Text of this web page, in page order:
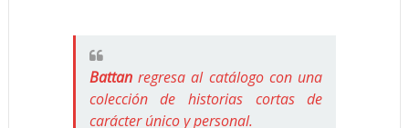
Battanregresa al catálogo con una
colección de historias cortas de
carácter único y personal.